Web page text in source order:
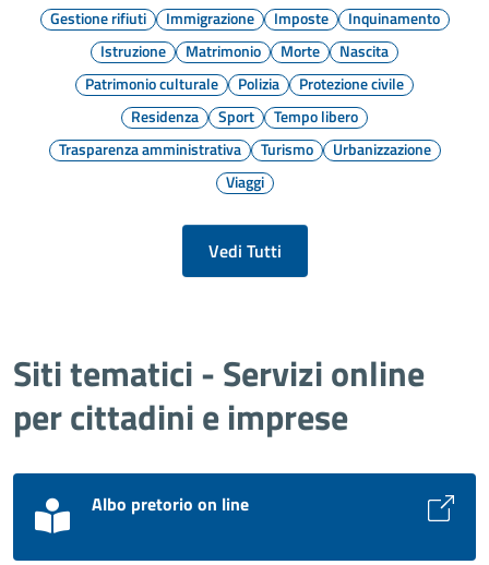
Gestione rifiuti
Immigrazione Imposte
Inquinamento
Istruzione
Matrimonio Morte
Nascita
Patrimonio culturale
Polizia
Protezione civile
Residenza
Sport
Tempo libero
Trasparenza amministrativa
Turismo
Urbanizzazione
Viaggi
Vedi Tutti
Siti tematici - Servizi online
per cittadini e imprese
Albo pretorio on line